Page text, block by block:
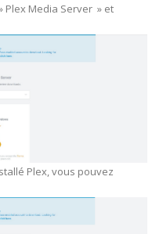
Plex Media Server » et
Plex, vous pouvez